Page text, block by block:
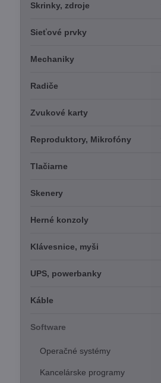
Skrinky, zdroje
Sieťové prvky
Mechaniky
Radiče
Zvukové karty
Reproduktory, Mikrofóny
Tlačiarne
Skenery
Herné konzoly
Klávesnice, myši
UPS, powerbanky
Káble
Software
Operačné systémy
Kancelárske programy